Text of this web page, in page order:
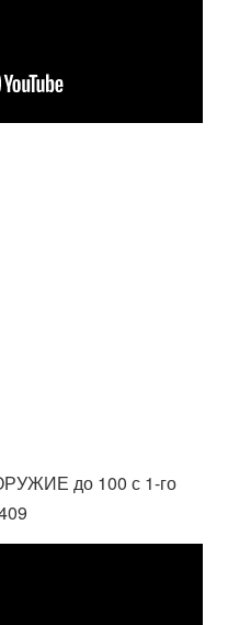
до 100 с 1-го